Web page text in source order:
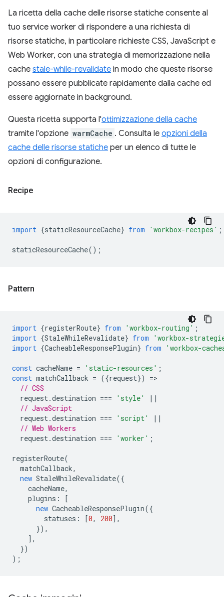
La ricetta della cache delle risorse statiche consente al
tuo service worker di rispondere a una richiesta di
risorse statiche, in particolare richieste CSS, JavaScript e
Web Worker, con una strategia di memorizzazione nella
cache stale-while-revalidate in modo che queste risorse
possano essere pubblicate rapidamente dalla cache ed
essere aggiornate in background.
Questa ricetta supporta l'ottimizzazione della cache
tramite l'opzione warmCache . Consulta le opzioni della
cache delle risorse statiche per un elenco di tutte le
opzioni di configurazione.
Recipe
import {staticResourceCache} from 'workbox-recipes' ;
staticResourceCache();
Pattern
import {registerRoute} from 'workbox-routing' ;
import {StaleWhileRevalidate} from
'workbox-
import {CacheableResponsePlugin} from 'workbox-
const cacheName = 'static-resources' ;
const matchCallback = ({request}) =
// CSS
request.destination === 'style'
||
// JavaScript
request.destination === 'script'
||
// Web Workers
request.destination === 'worker' ;
registerRoute(
matchCallback,
new StaleWhileRevalidate({
cacheName,
plugins :
[
new CacheableResponsePlugin({
statuses : [0, 200],
}),
],
})
);